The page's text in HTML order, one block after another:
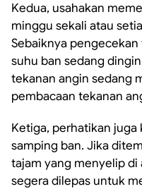
Kedua, usahakan
minggu sekali atau
Sebaiknya
suhu ban sedang
tekanan angin sedang
pembacaan tekanan
Ketiga, perhatikan
samping ban. Jika
tajam yang menyelip di
segera dilepas untuk